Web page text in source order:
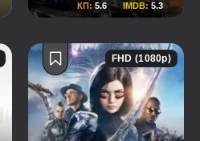
КП: 5.6 IMDB:5.3
FHD (1080p)